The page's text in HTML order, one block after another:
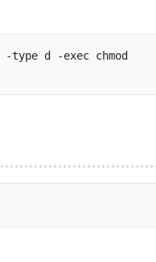
d -exec chmod